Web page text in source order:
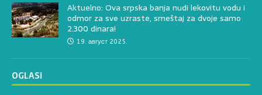
Aktuelno: Ova srpska banja nudi lekovitu vodu i
odmor za sve uzraste, smeštaj za dvoje samo
2.300 dinara!
19. август 2025.
OGLASI